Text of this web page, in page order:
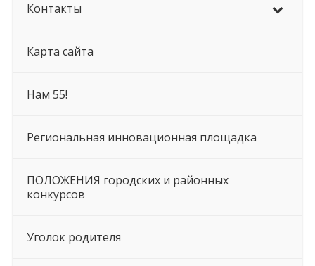
Контакты
Карта сайта
Нам 55!
Региональная инновационная площадка
ПОЛОЖЕНИЯ городских и районных
конкурсов
Уголок родителя